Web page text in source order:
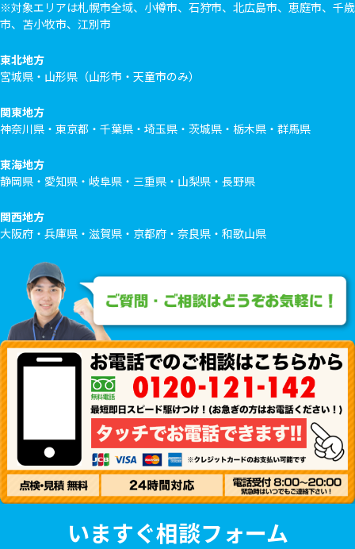
※対象エリアは札幌市全域、小樽市、石狩市、北広島市、恵庭市、千歳
市、苫小牧市、江別市
東北地方
宮城県・山形県（山形市・天童市のみ）
関東地方
神奈川県・東京都・千葉県・埼玉県・茨城県・栃木県・群馬県
東海地方
静岡県・愛知県・岐阜県・三重県・山梨県・長野県
関西地方
大阪府・兵庫県・滋賀県・京都府・奈良県・和歌山県
いますぐ相談フォーム